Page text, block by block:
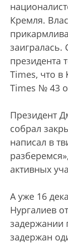
Кремля.
заигралась.
президента
Times, что
Times № 43
Президент
собрал
написал в
активных
А уже 16
Нургалиев
задержании
задержан